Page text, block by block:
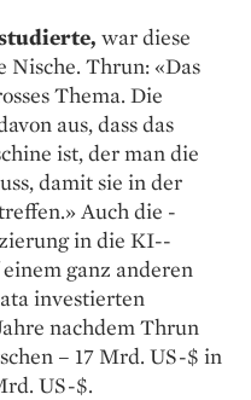
war diese
Nische. Thrun: «Das
Thema. Die
aus, dass das
ist, der man die
damit sie in der
Auch die
in die KI-­
ganz anderen
investierten
nachdem Thrun
– 17 Mrd. US-$ in
US-$.